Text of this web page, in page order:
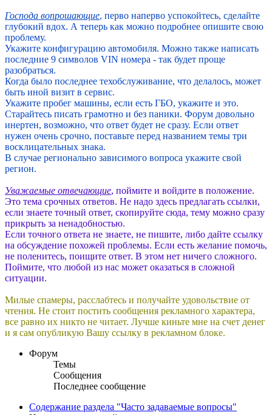
Господа вопрошающие, перво наперво успокойтесь, сделайте
глубокий вдох. А теперь как можно подробнее опишите свою
проблему.
Укажите конфигурацию автомобиля. Можно также написать
последние 9 символов VIN номера - так будет проще
разобраться.
Когда было последнее техобслуживание, что делалось, может
быть иной визит в сервис.
Укажите пробег машины, если есть ГБО, укажите и это.
Старайтесь писать грамотно и без паники. Форум довольно
инертен, возможно, что ответ будет не сразу. Если ответ
нужен очень срочно, поставьте перед названием темы три
восклицательных знака.
В случае регионально зависимого вопроса укажите свой
регион.
Уважаемые отвечающие, поймите и войдите в положение.
Это тема срочных ответов. Не надо здесь предлагать ссылки,
если знаете точный ответ, скопируйте сюда, тему можно сразу
прикрыть за ненадобностью.
Если точного ответа не знаете, не пишите, либо дайте ссылку
на обсуждение похожей проблемы. Если есть желание помочь,
не поленитесь, поищите ответ. В этом нет ничего сложного.
Поймите, что любой из нас может оказаться в сложной
ситуации.
Милые спамеры, расслабтесь и получайте удовольствие от
чтения. Не стоит постить сообщения рекламного характера,
все равно их никто не читает. Лучше киньте мне на счет денег
и я сам опубликую Вашу ссылку в рекламном блоке.
Форум
Темы
Сообщения
Последнее сообщение
Содержание раздела "Часто задаваемые вопросы"